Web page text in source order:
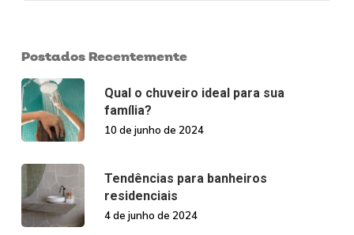
Postados Recentemente
Qual o chuveiro ideal para sua
família?
10 de junho de 2024
Tendências para banheiros
residenciais
4 de junho de 2024